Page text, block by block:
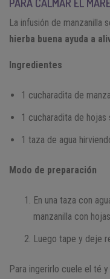
PARA CALMAR EL
La infusión de manzanilla
hierba buena ayuda a
Ingredientes
1 cucharadita de
1 cucharadita de hojas
1 taza de agua
Modo de preparación
En una taza con
manzanilla con
Luego tape y deje
Para ingerirlo cuele el té